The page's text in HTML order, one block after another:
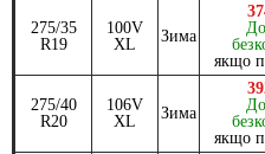
275/35
R19
100V
XL
Зима
якщо
275/40
R20
106V
XL
Зима
якщо